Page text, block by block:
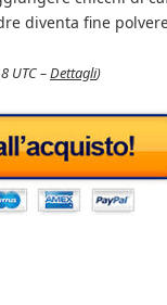
diventa fine
UTC –Dettagli)